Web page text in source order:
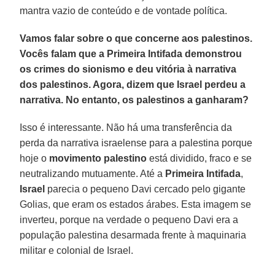
mantra vazio de conteúdo e de vontade política.
Vamos falar sobre o que concerne aos palestinos.
Vocês falam que a Primeira Intifada demonstrou
os crimes do sionismo e deu vitória à narrativa
dos palestinos. Agora, dizem que Israel perdeu a
narrativa. No entanto, os palestinos a ganharam?
Isso é interessante. Não há uma transferência da
perda da narrativa israelense para a palestina porque
hoje o movimento palestino está dividido, fraco e se
neutralizando mutuamente. Até a Primeira Intifada,
Israel parecia o pequeno Davi cercado pelo gigante
Golias, que eram os estados árabes. Esta imagem se
inverteu, porque na verdade o pequeno Davi era a
população palestina desarmada frente à maquinaria
militar e colonial de Israel.